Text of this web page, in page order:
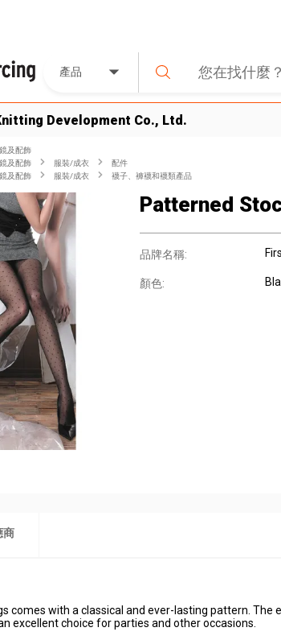
產品
Development Co., Ltd.
及配飾
及配飾 服裝/成衣
配件
及配飾 服裝/成衣 襪子、褲襪和襪類產品
Patterned
品牌名稱:
顏色:
商
comes with a classical and ever-lasting pattern.
excellent choice for parties and other occasions.